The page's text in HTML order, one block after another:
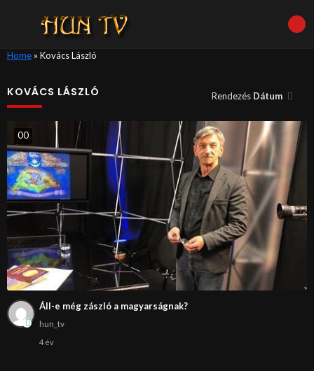
Home» Kovács László
KOVÁCS LÁSZLÓ Rendezés Dátum
00
Áll-e még zászló a magyarságnak?
hun_tv
4 év